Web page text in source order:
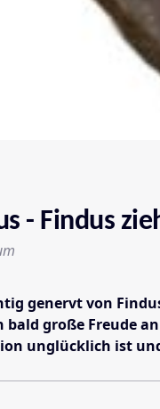
- Findus
genervt von
große Freude
unglücklich ist